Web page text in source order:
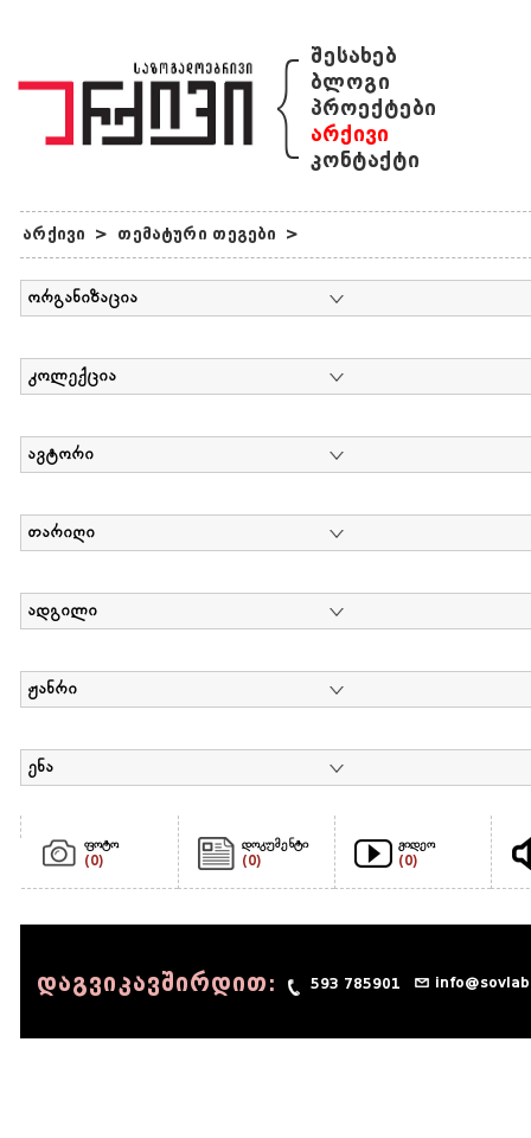
{ შესახებ
ბლოგი
პროექტები
არქივი
კონტაქტი
არქივი > თემატური თეგები >
ორგანიზაცია
კოლექცია
ავტორი
თარიღი
ადგილი
ჟანრი
ენა
ფოტო
(0)
დოკუმენტი
(0)
ვიდეო
(0)
დაგვიკავშირდით: 593 785901